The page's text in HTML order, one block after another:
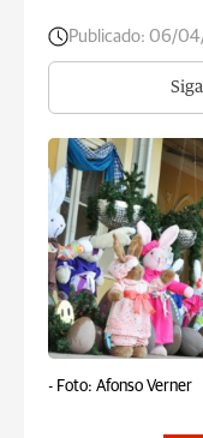
Publicado: 06/04/
Siga
- Foto: Afonso Verner